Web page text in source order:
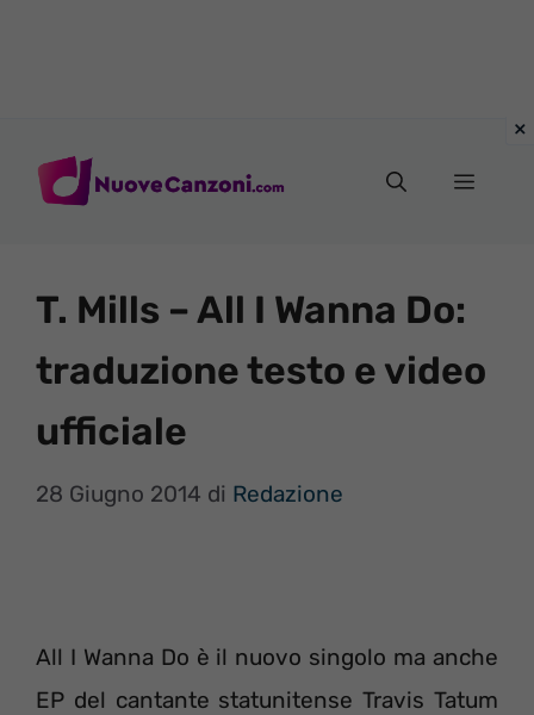
Menu
T. Mills – All I Wanna Do:
traduzione testo e video
ufficiale
28 Giugno 2014 di Redazione
All I Wanna Do è il nuovo singolo ma anche
EP del cantante statunitense Travis Tatum